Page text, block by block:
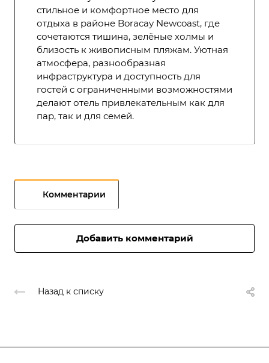
стильное и комфортное место для
отдыха в районе Boracay Newcoast, где
сочетаются тишина, зелёные холмы и
близость к живописным пляжам. Уютная
атмосфера, разнообразная
инфраструктура и доступность для
гостей с ограниченными возможностями
делают отель привлекательным как для
пар, так и для семей.
Комментарии
Добавить комментарий
Назад к списку